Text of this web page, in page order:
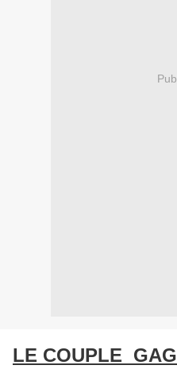
LE COUPLE